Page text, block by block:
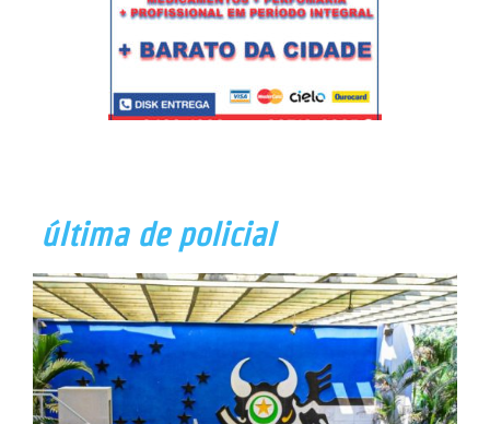
última de policial